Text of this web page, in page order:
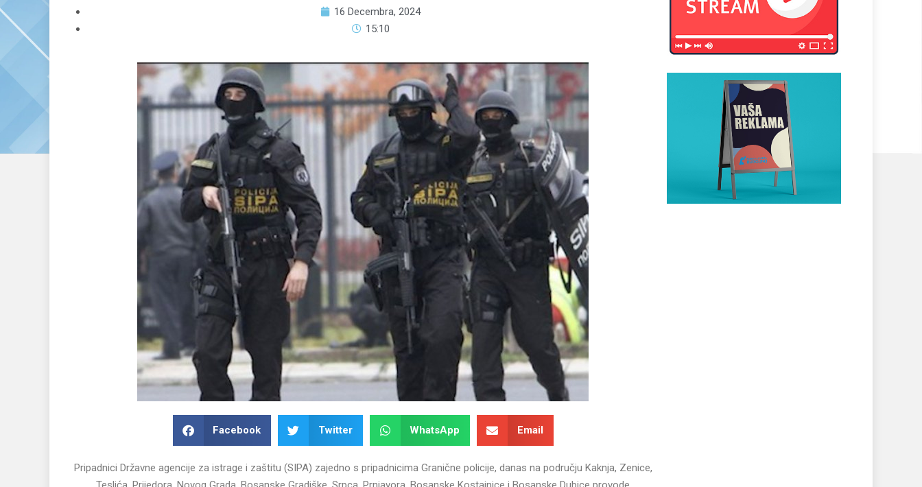
16 Decembra, 2024
15:10
Facebook Twitter WhatsApp Email
Pripadnici Državne agencije za istrage i zaštitu (SIPA) zajedno s pripadnicima Granične policije, danas na području Kaknja, Zenice,